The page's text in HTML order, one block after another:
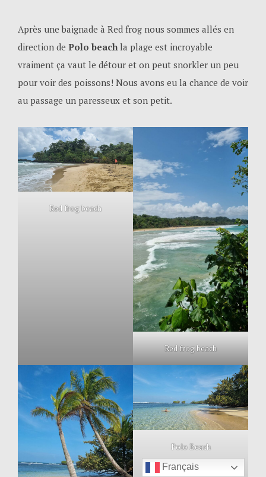
Après une baignade à Red frog nous sommes allés en
direction de Polo beachla plage est incroyable
vraiment ça vaut le détour et on peut snorkler un peu
pour voir des poissons! Nous avons eu la chance de voir
au passage un paresseux et son petit.
Red frog beach
Red frog beach
Polo Beach
Français